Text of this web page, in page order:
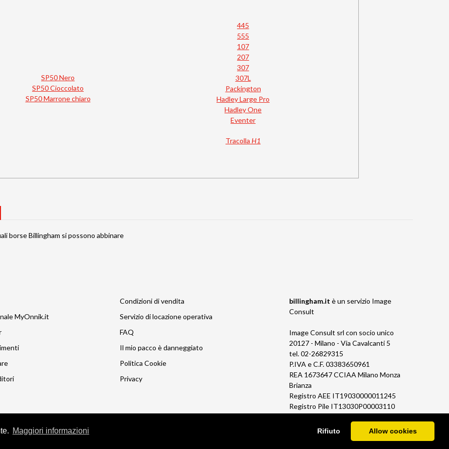
Maggiori informazioni Rifiuto Allow cookies
SP50 Nero
SP50 Cioccolato
SP50 Marrone chiaro
445
555
107
207
307
307L
Packington
Hadley Large Pro
Hadley One
Eventer
Tracolla H1
borse Billingham si possono abbinare
MyOnnik.it
Condizioni di vendita
Servizio di locazione operativa
FAQ
Il mio pacco è danneggiato
Politica Cookie
Privacy
billingham.it è un servizio Image
Consult
Image Consult srl con socio unico
20127 - Milano - Via Cavalcanti 5
tel. 02-26829315
P.IVA e C.F. 03383650961
REA 1673647 CCIAA Milano Monza
Brianza
Registro AEE IT19030000011245
Registro Pile IT13030P00003110